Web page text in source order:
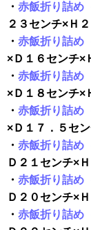
・ 赤飯折り詰め
２３センチ×Ｈ
・ 赤飯折り詰め
×Ｄ１６センチ×
・ 赤飯折り詰め
×Ｄ１８センチ×
・ 赤飯折り詰め
×Ｄ１７．５セ
・ 赤飯折り詰め
Ｄ２１センチ×
・ 赤飯折り詰め
Ｄ２０センチ×
・ 赤飯折り詰め